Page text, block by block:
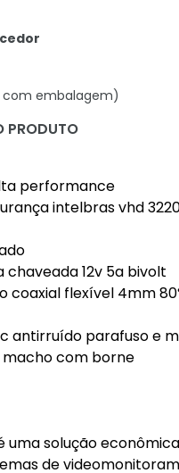
embalagem)
PRODUTO
performance
intelbras vhd
12v 5a bivolt
coaxial flexível 4mm
antirruído parafuso e
com borne
uma solução
de